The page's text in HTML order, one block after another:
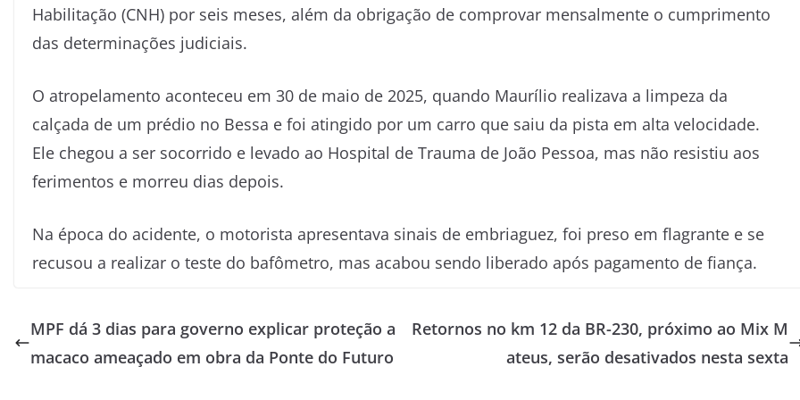
Habilitação (CNH) por seis meses, além da obrigação de comprovar mensalmente o cumprimento
das determinações judiciais.
O atropelamento aconteceu em 30 de maio de 2025, quando Maurílio realizava a limpeza da
calçada de um prédio no Bessa e foi atingido por um carro que saiu da pista em alta velocidade.
Ele chegou a ser socorrido e levado ao Hospital de Trauma de João Pessoa, mas não resistiu aos
ferimentos e morreu dias depois.
Na época do acidente, o motorista apresentava sinais de embriaguez, foi preso em flagrante e se
recusou a realizar o teste do bafômetro, mas acabou sendo liberado após pagamento de fiança.
MPF dá 3 dias para governo explicar proteção a
macaco ameaçado em obra da Ponte do Futuro
Retornos no km 12 da BR-230, próximo ao Mix M
ateus, serão desativados nesta sexta